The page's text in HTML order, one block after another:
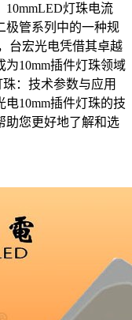
10mmLED灯珠电流
极管系列中的一种规
台宏光电凭借其卓越
10mm插件灯珠领域
：技术参数与应用
10mm插件灯珠的技
助您更好地了解和选